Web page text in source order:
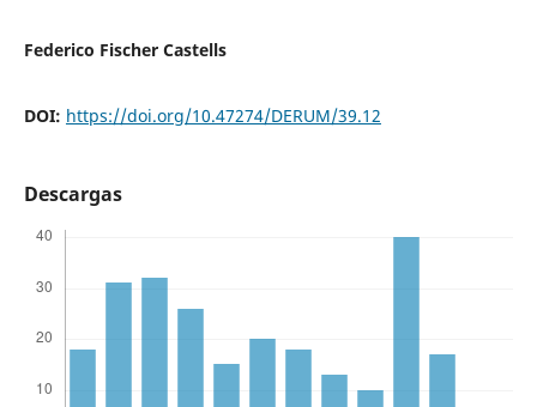
Federico Fischer Castells
DOI: https://doi.org/10.47274/DERUM/39.12
Descargas